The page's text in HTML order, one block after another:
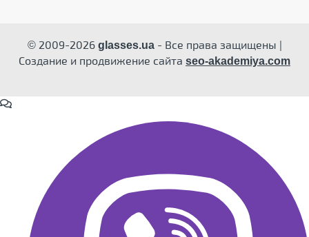
© 2009-2026glasses.ua- Все права защищены |
Создание и продвижение сайта seo-akademiya.com